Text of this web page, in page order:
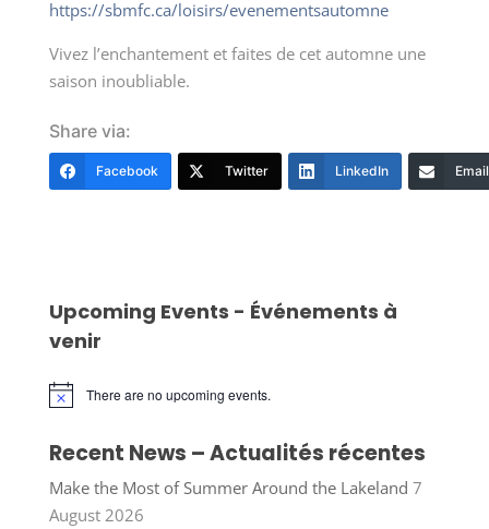
https://sbmfc.ca/loisirs/evenementsautomne
Vivez l’enchantement et faites de cet automne une
saison inoubliable.
Share via:
Facebook Twitter LinkedIn Email
Upcoming Events - Événements à
venir
Notice There are no upcoming events.
Recent News – Actualités récentes
Make the Most of Summer Around the Lakeland 7
August 2026